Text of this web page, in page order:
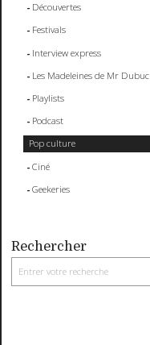
Découvertes
Festivals
Interview express
Les Madeleines de Mr Dubuc
Playlists
Podcast
Pop culture
Ciné
Geekeries
Rechercher